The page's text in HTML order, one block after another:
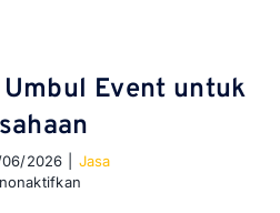
KONTAK
BLOG
Event untuk
2026
Jasa